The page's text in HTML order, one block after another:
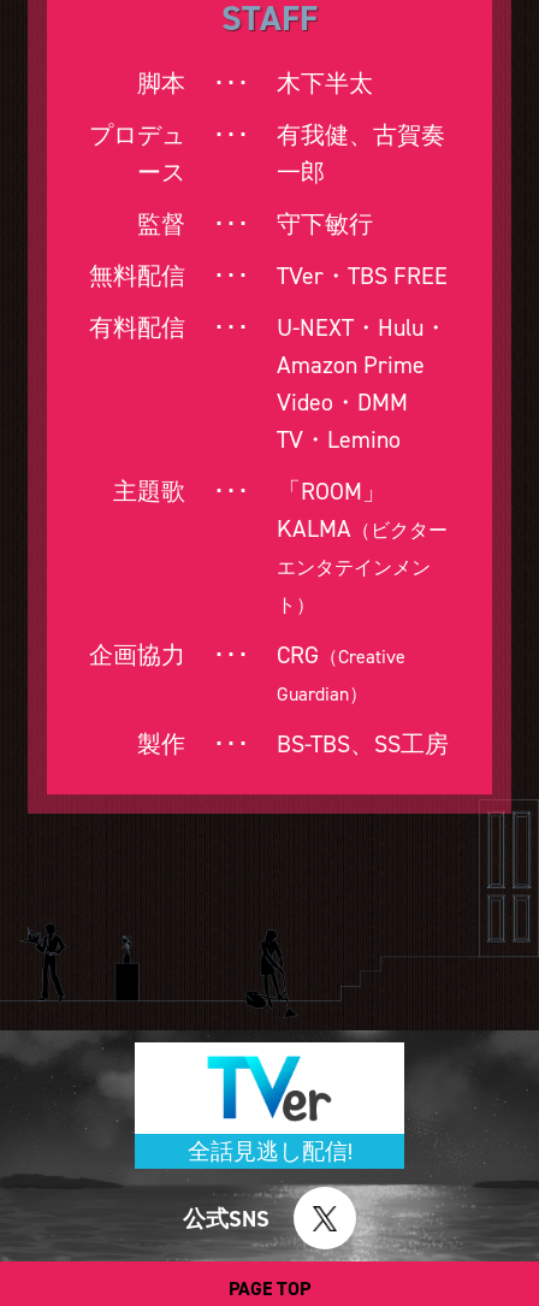
STAFF
脚本 ･･･
木下半太
プロデュ
ース
･･･
有我健、古賀奏
一郎
監督
･･･
守下敏行
無料配信
･･･
TVer・TBS FREE
有料配信
･･･
U-NEXT・Hulu・
Amazon Prime
Video・DMM
TV・Lemino
主題歌
･･･
「ROOM」
KALMA（ビクター
エンタテインメン
ト）
企画協力 ･･･ CRG （Creative
Guardian）
製作 ･･･ BS-TBS、SS工房
全話見逃し配信!
公式SNS
PAGE TOP